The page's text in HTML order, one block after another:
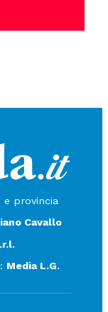
e provincia
Cavallo
Media L.G.